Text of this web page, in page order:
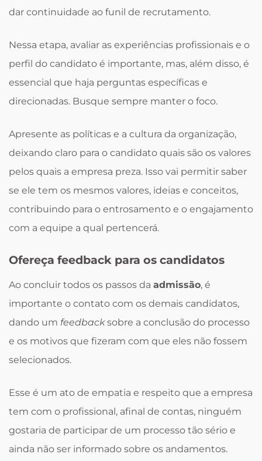
dar continuidade ao funil de recrutamento.
Nessa etapa, avaliar as experiências profissionais e o
perfil do candidato é importante, mas, além disso, é
essencial que haja perguntas específicas e
direcionadas. Busque sempre manter o foco.
Apresente as políticas e a cultura da organização,
deixando claro para o candidato quais são os valores
pelos quais a empresa preza. Isso vai permitir saber
se ele tem os mesmos valores, ideias e conceitos,
contribuindo para o entrosamento e o engajamento
com a equipe a qual pertencerá.
Ofereça feedback para os candidatos
Ao concluir todos os passos da admissão, é
importante o contato com os demais candidatos,
dando um feedbacksobre a conclusão do processo
e os motivos que fizeram com que eles não fossem
selecionados.
Esse é um ato de empatia e respeito que a empresa
tem com o profissional, afinal de contas, ninguém
gostaria de participar de um processo tão sério e
ainda não ser informado sobre os andamentos.